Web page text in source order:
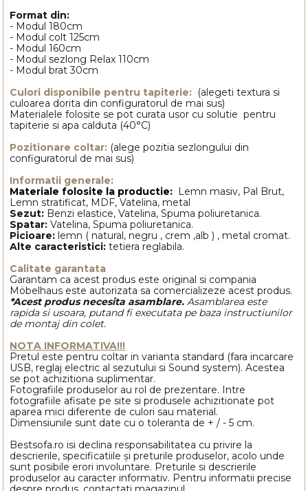
Format din:
- Modul 180cm
- Modul colt 125cm
- Modul 160cm
- Modul sezlong Relax 110cm
- Modul brat 30cm
Culori disponibile pentru tapiterie: (alegeti textura si
culoarea dorita din configuratorul de mai sus)
Materialele folosite se pot curata usor cu solutie pentru
tapiterie si apa calduta (40°C)
Pozitionare coltar: (alege pozitia sezlongului din
configuratorul de mai sus)
Informatii generale:
Materiale folosite la productie: Lemn masiv, Pal Brut,
Lemn stratificat, MDF, Vatelina, metal
Sezut: Benzi elastice, Vatelina, Spuma poliuretanica.
Spatar: Vatelina, Spuma poliuretanica.
Picioare: lemn ( natural, negru , crem ,alb ) , metal cromat.
Alte caracteristici:tetiera reglabila.
Calitate garantata
Garantam ca acest produs este original si compania
Möbelhaus este autorizata sa comercializeze acest produs.
*Acest produs necesita asamblare. Asamblarea este
rapida si usoara, putand fi executata pe baza instructiunilor
de montaj din colet.
NOTA INFORMATIVA!!!
Pretul este pentru coltar in varianta standard (fara incarcare
USB, reglaj electric al sezutului si Sound system). Acestea
se pot achizitiona suplimentar.
Fotografiile produselor au rol de prezentare. Intre
fotografiile afisate pe site si produsele achizitionate pot
aparea mici diferente de culori sau material.
Dimensiunile sunt date cu o toleranta de + / - 5 cm.
Bestsofa.ro isi declina responsabilitatea cu privire la
descrierile, specificatiile și preturile produselor, acolo unde
sunt posibile erori involuntare. Preturile si descrierile
produselor au caracter informativ. Pentru informatii precise